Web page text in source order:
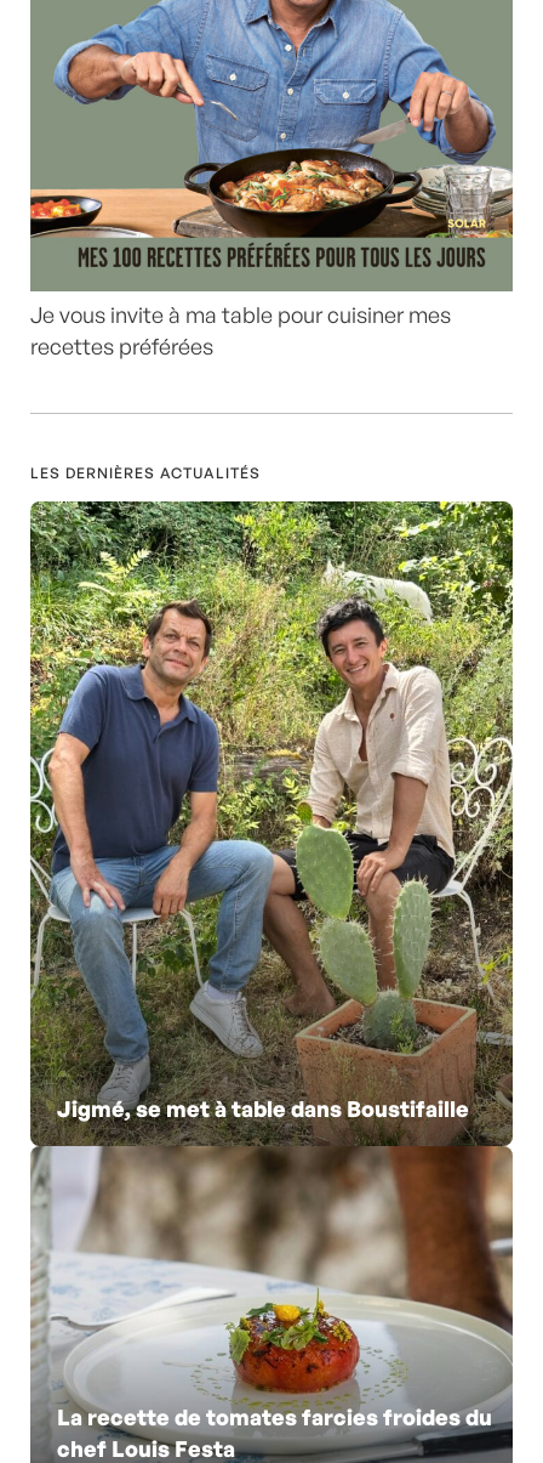
Je vous invite à ma table pour cuisiner mes
recettes préférées
LES DERNIÈRES ACTUALITÉS
Jigmé, se met à table dans Boustifaille
La recette de tomates farcies froides du
chef Louis Festa